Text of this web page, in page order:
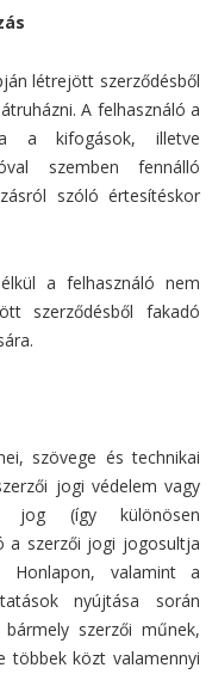
létrejött szerződésből
A felhasználó a
a kifogások, illetve
szemben fennálló
szóló értesítéskor
a felhasználó nem
szerződésből fakadó
szövege és technikai
jogi védelem vagy
jog (így különösen
a szerzői jogi jogosultja
valamint a
nyújtása során
szerzői műnek,
többek közt valamennyi